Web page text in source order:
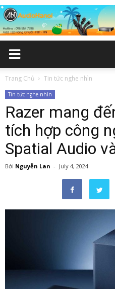
Trang Chủ Tin tức nghe nhìn
Tin tức nghe nhìn
Razer mang
tích hợp công
Spatial Audio
Bởi Nguyễn Lan - July 4, 2024